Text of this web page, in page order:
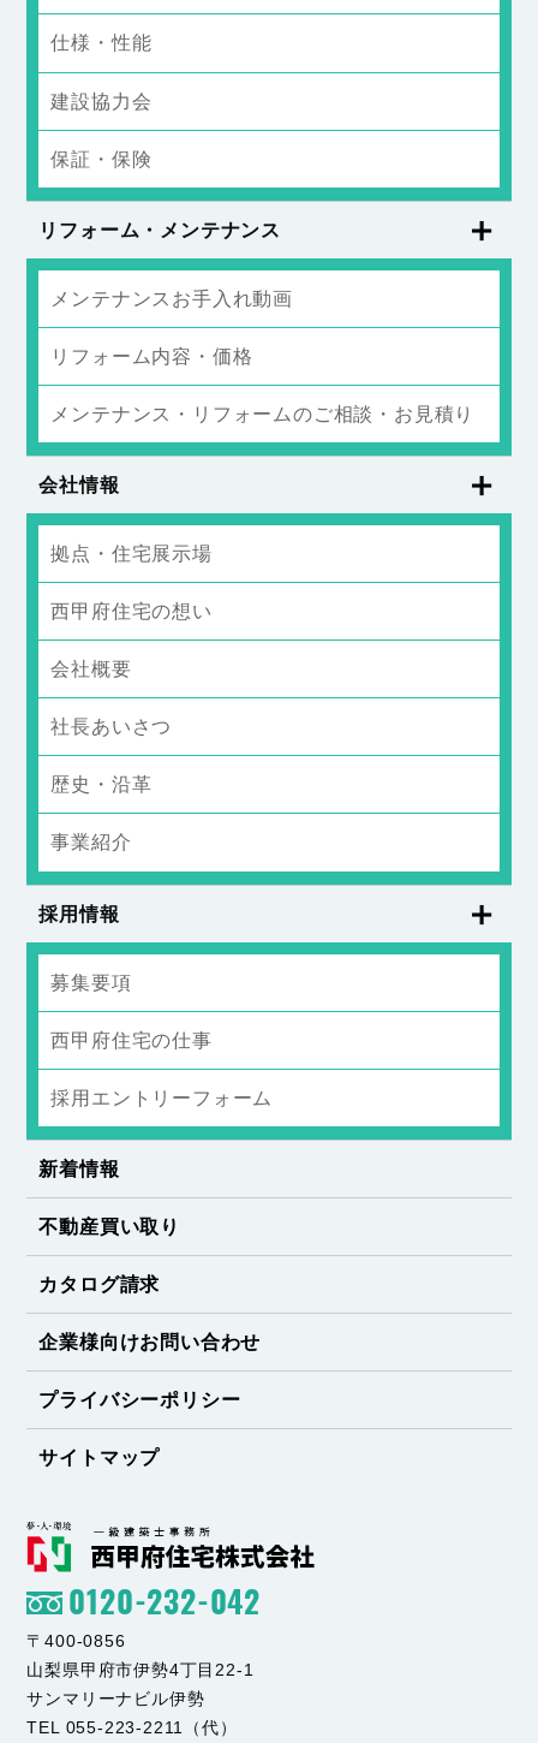
仕様・性能
建設協力会
保証・保険
リフォーム・メンテナンス
メンテナンスお手入れ動画
リフォーム内容・価格
メンテナンス・リフォームのご相談・お見積り
会社情報
拠点・住宅展示場
西甲府住宅の想い
会社概要
社長あいさつ
歴史・沿革
事業紹介
採用情報
募集要項
西甲府住宅の仕事
採用エントリーフォーム
新着情報
不動産買い取り
カタログ請求
企業様向けお問い合わせ
プライバシーポリシー
サイトマップ
0120-232-042
〒400-0856
山梨県甲府市伊勢4丁目22-1
サンマリーナビル伊勢
TEL 055-223-2211（代）